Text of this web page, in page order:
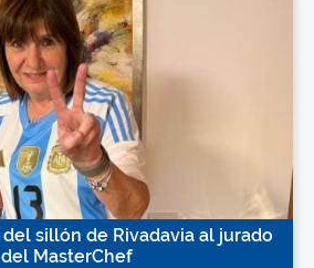
sillón de Rivadavia al jurado
del MasterChef